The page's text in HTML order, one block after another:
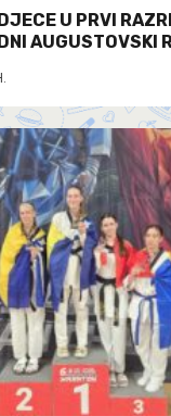
U PRVI
AUGUSTOVSKI